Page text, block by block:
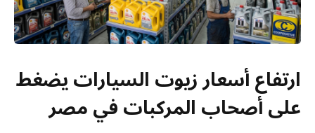
ارتفاع أسعار زيوت السيارات يضغط
على أصحاب المركبات في مصر